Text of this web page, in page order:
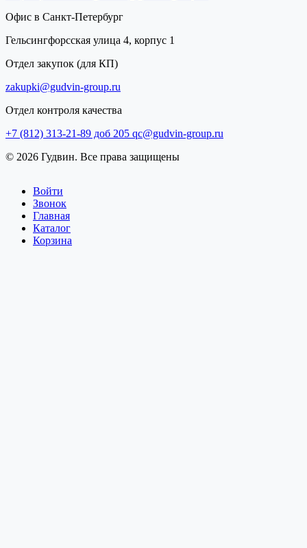
Офис в Санкт-Петербург
Гельсингфорсская улица 4, корпус 1
Отдел закупок (для КП)
zakupki@gudvin-group.ru
Отдел контроля качества
+7 (812) 313-21-89 доб 205 qc@gudvin-group.ru
© 2026 Гудвин. Все права защищены
Войти
Звонок
Главная
Каталог
Корзина